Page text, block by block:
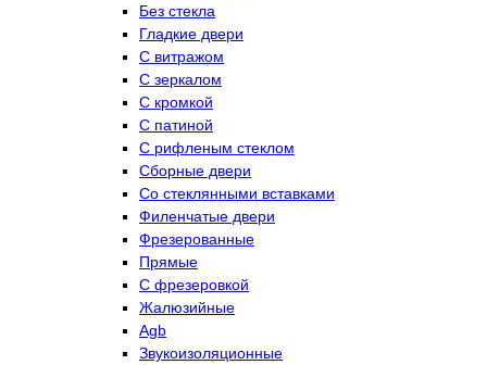
Без стекла
Гладкие двери
С витражом
С зеркалом
С кромкой
С патиной
С рифленым стеклом
Сборные двери
Со стеклянными вставками
Филенчатые двери
Фрезерованные
Прямые
С фрезеровкой
Жалюзийные
Agb
Звукоизоляционные